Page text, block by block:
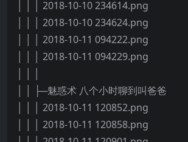
│ │ │ 2018-10-10 234614.png
│ │ │ 2018-10-10 234624.png
│ │ │ 2018-10-11 094222.png
│ │ │ 2018-10-11 094229.png
│ │ ├─魅惑术 八个小时聊到叫爸爸
│ │ │ 2018-10-11 120852.png
│ │ │ 2018-10-11 120858.png